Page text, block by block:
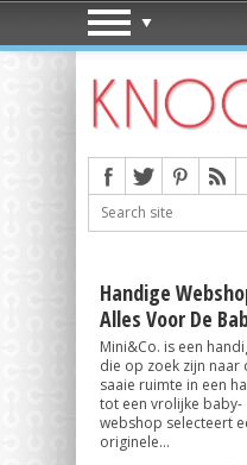
Handige
Alles Voor De
Mini&Co. is een
die op zoek zijn naar
saaie ruimte in een
tot een vrolijke baby-
webshop selecteert
originele...